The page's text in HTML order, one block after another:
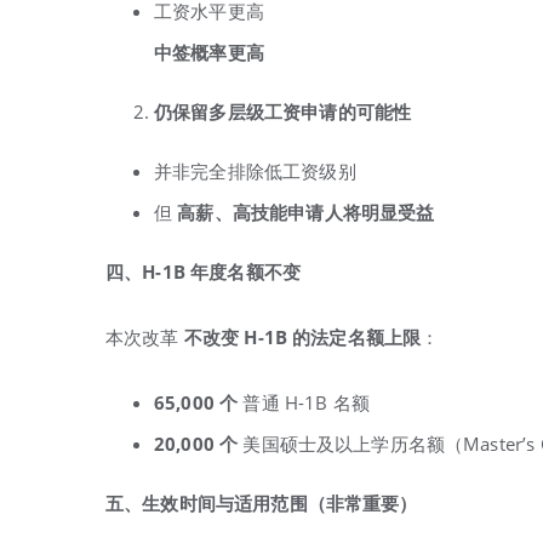
工资水平更高
中签概率更高
仍保留多层级工资申请的可能性
并非完全排除低工资级别
但高薪、高技能申请人将明显受益
四、H-1B年度名额不变
本次改革 不改变 H-1B 的法定名额上限 ：
65,000个 普通 H-1B 名额
20,000个 美国硕士及以上学历名额（Master’s
五、生效时间与适用范围（非常重要）